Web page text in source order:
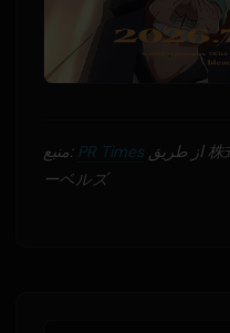
منبع: PR Timesاز طریق 株式会社ソニー・ミュージックレ
ーベルズ